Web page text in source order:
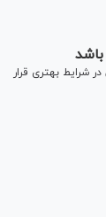
شرایط بهتری قرار